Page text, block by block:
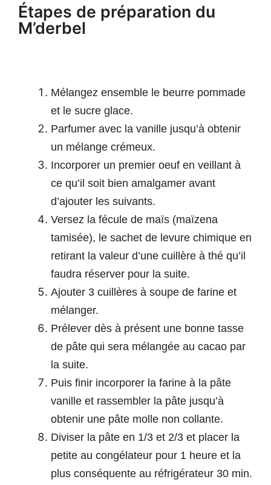
Étapes de préparation du
M’derbel
Mélangez ensemble le beurre pommade
et le sucre glace.
Parfumer avec la vanille jusqu’à obtenir
un mélange crémeux.
Incorporer un premier oeuf en veillant à
ce qu’il soit bien amalgamer avant
d’ajouter les suivants.
Versez la fécule de maïs (maïzena
tamisée), le sachet de levure chimique en
retirant la valeur d’une cuillère à thé qu’il
faudra réserver pour la suite.
Ajouter 3 cuillères à soupe de farine et
mélanger.
Prélever dès à présent une bonne tasse
de pâte qui sera mélangée au cacao par
la suite.
Puis finir incorporer la farine à la pâte
vanille et rassembler la pâte jusqu’à
obtenir une pâte molle non collante.
Diviser la pâte en 1/3 et 2/3 et placer la
petite au congélateur pour 1 heure et la
plus conséquente au réfrigérateur 30 min.